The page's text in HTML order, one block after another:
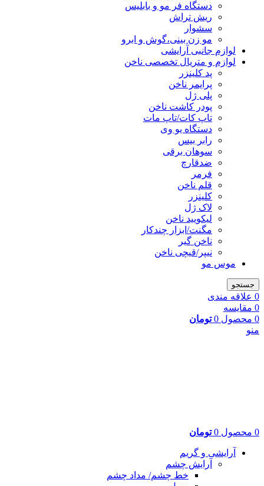
دستگاه فر مو و بابلیس
ریش تراش
سشوار
مو زن بینی،گوش و ابرو
لوازم جانبی آرایشی
لوازم و متریال تخصصی ناخن
پد کلینزر
پرایمر ناخن
پلی ژل
پودر کاشت ناخن
تاپ کات/تاپ مات
دستگاه یو وی
رابر بیس
سوهان برقی
ضدقارچ
فرمر
قلم ناخن
کلینزر
لاک ژل
لیکوييد ناخن
مگنت/ابزار چندکار
ناخن گیر
نیپر/قیچی ناخن
موس مو
جستجو
0 علاقه مندی
0 مقایسه
0 محصول 0 تومان
منو
0 محصول 0 تومان
آرایشی و گریم
آرایش چشم
خط چشم/ مداد چشم